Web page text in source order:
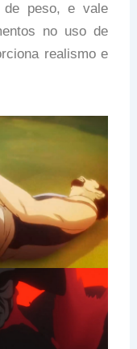
de peso, e vale
no uso de
realismo e